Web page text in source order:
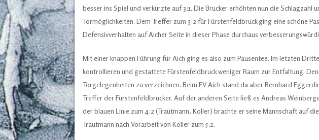
besser ins Spiel und verkürzte auf 3:1. Die Brucker erhöhten nun die Schlagzahl
Tormöglichkeiten. Dem Treffer zum 3:2 für Fürstenfeldbruck ging eine schöne
Defensivverhalten auf Aicher Seite in dieser Phase durchaus
Mit einer knappen Führung für Aich ging es also zum Pausentee. Im letzten
kontrollieren und gestattete Fürstenfeldbruck weniger Raum zur Entfaltung.
Torgelegenheiten zu verzeichnen. Beim EV Aich stand da aber Bernhard
Treffer der Fürstenfeldbrucker. Auf der anderen Seite ließ es Andreas
der blauen Linie zum 4:2 (Trautmann, Koller) brachte er seine Mannschaft auf
Trautmann nach Vorarbeit von Koller zum 5:2.